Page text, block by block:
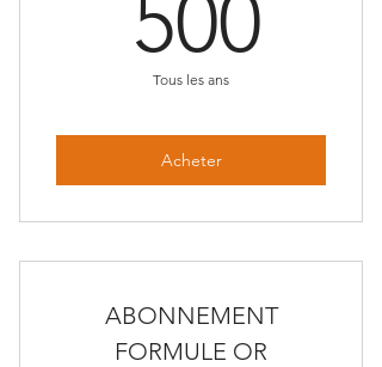
500
Tous les ans
Acheter
ABONNEMENT
FORMULE OR